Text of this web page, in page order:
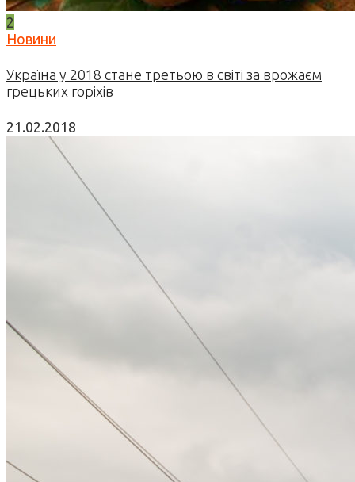
2
Новини
Україна у 2018 стане третьою в світі за врожаєм
грецьких горіхів
21.02.2018